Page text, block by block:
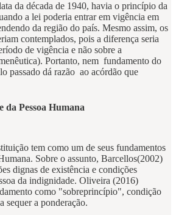
da década de 1940, havia o princípio da
a lei poderia entrar em vigência em
da região do país. Mesmo assim, os
contemplados, pois a diferença seria
de vigência e não sobre a
Portanto, nem fundamento do
passado dá razão ao acórdão que
Pessoa Humana
tem como um de seus fundamentos
Sobre o assunto, Barcellos(2002)
dignas de existência e condições
da indignidade. Oliveira (2016)
como "sobreprincípio", condição
sequer a ponderação.